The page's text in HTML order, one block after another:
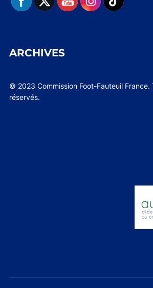
ARCHIVES
© 2023 Commission Foot-Fauteuil France.
réservés.